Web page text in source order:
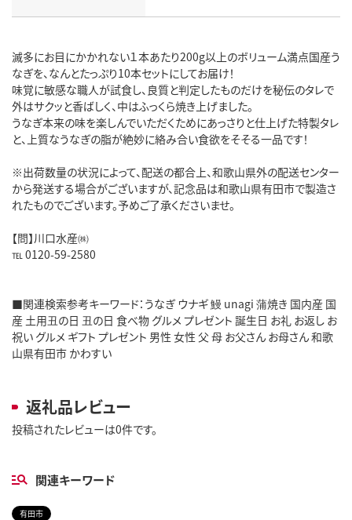
滅多にお目にかかれない１本あたり200g以上のボリューム満点国産う
なぎを、なんとたっぷり10本セットにしてお届け！
味覚に敏感な職人が試食し、良質と判定したものだけを秘伝のタレで
外はサクッと香ばしく、中はふっくら焼き上げました。
うなぎ本来の味を楽しんでいただくためにあっさりと仕上げた特製タレ
と、上質なうなぎの脂が絶妙に絡み合い食欲をそそる一品です！
※出荷数量の状況によって、配送の都合上、和歌山県外の配送センター
から発送する場合がございますが、記念品は和歌山県有田市で製造さ
れたものでございます。予めご了承くださいませ。
【問】川口水産㈱
℡ 0120-59-2580
■関連検索参考キーワード：うなぎ ウナギ 鰻 unagi 蒲焼き 国内産 国
産 土用丑の日 丑の日 食べ物 グルメ プレゼント 誕生日 お礼 お返し お
祝い グルメ ギフト プレゼント 男性 女性 父 母 お父さん お母さん 和歌
山県有田市 かわすい
返礼品レビュー
投稿されたレビューは0件です。
関連キーワード
有田市